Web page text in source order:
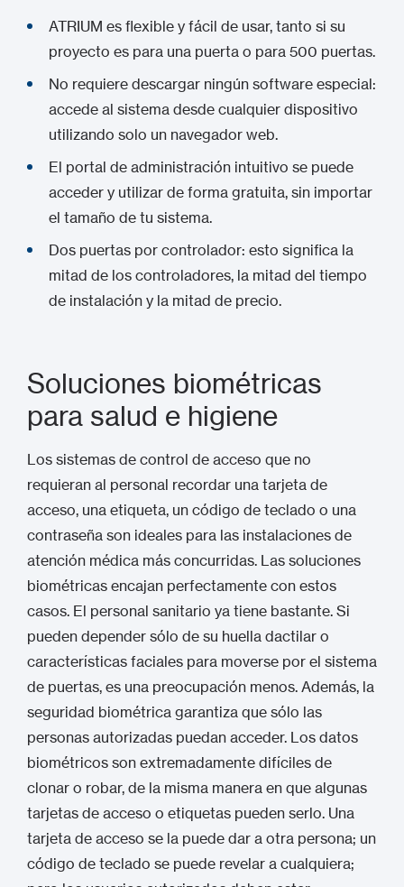
ATRIUM es flexible y fácil de usar, tanto si su
proyecto es para una puerta o para 500 puertas.
No requiere descargar ningún software especial:
accede al sistema desde cualquier dispositivo
utilizando solo un navegador web.
El portal de administración intuitivo se puede
acceder y utilizar de forma gratuita, sin importar
el tamaño de tu sistema.
Dos puertas por controlador: esto significa la
mitad de los controladores, la mitad del tiempo
de instalación y la mitad de precio.
Soluciones biométricas
para salud e higiene
Los sistemas de control de acceso que no
requieran al personal recordar una tarjeta de
acceso, una etiqueta, un código de teclado o una
contraseña son ideales para las instalaciones de
atención médica más concurridas. Las soluciones
biométricas encajan perfectamente con estos
casos. El personal sanitario ya tiene bastante. Si
pueden depender sólo de su huella dactilar o
características faciales para moverse por el sistema
de puertas, es una preocupación menos. Además, la
seguridad biométrica garantiza que sólo las
personas autorizadas puedan acceder. Los datos
biométricos son extremadamente difíciles de
clonar o robar, de la misma manera en que algunas
tarjetas de acceso o etiquetas pueden serlo. Una
tarjeta de acceso se la puede dar a otra persona; un
código de teclado se puede revelar a cualquiera;